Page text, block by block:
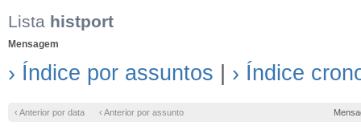
Lista histport
Mensagem
› Índice por assuntos › Índice
‹ Anterior por data ‹ Anterior por assunto